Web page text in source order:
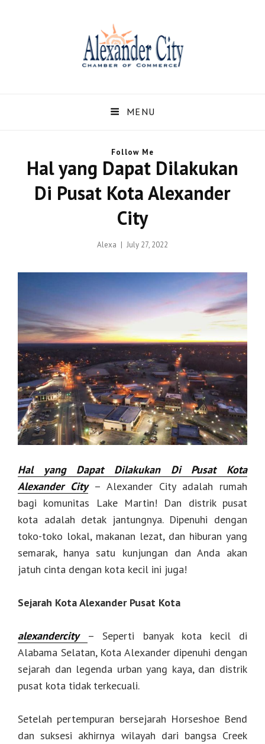
Dan Berita Terbaru
Alexander Alabama
Terbaru dari Kota Alexander Alabama di US
MENU
Hal yang Dapat Dilakukan
Di Pusat Kota Alexander
City
Alexa
Posted
July 27, 2022
Hal yang Dapat Dilakukan Di Pusat Kota
Alexander City– Alexander City adalah rumah
bagi komunitas Lake Martin! Dan distrik pusat
kota adalah detak jantungnya. Dipenuhi dengan
toko-toko lokal, makanan lezat, dan hiburan yang
semarak, hanya satu kunjungan dan Anda akan
jatuh cinta dengan kota kecil ini juga!
Sejarah Kota Alexander Pusat Kota
alexandercity
– Seperti banyak kota kecil di
Alabama Selatan, Kota Alexander dipenuhi dengan
sejarah dan legenda urban yang kaya, dan distrik
pusat kota tidak terkecuali.
Setelah pertempuran bersejarah Horseshoe Bend
dan suksesi akhirnya wilayah dari bangsa Creek
Follow Me